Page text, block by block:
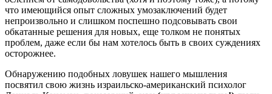
что имеющийся опыт сложных умозаключений будет
непроизвольно и слишком поспешно подсовывать свои
обкатанные решения для новых, еще толком не понятых
проблем, даже если бы нам хотелось быть в своих суждениях
осторожнее.
Обнаружению подобных ловушек нашего мышления
посвятил свою жизнь израильско-американский психолог